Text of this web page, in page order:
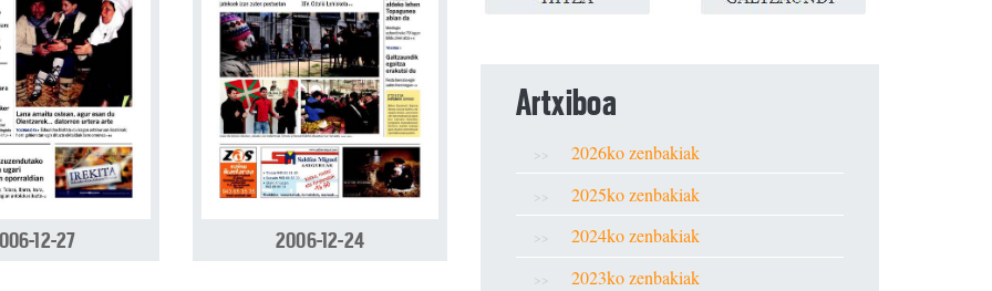
12-27 2006-12-24
Artxiboa
2026ko zenbakiak
2025ko zenbakiak
2024ko zenbakiak
2023ko zenbakiak